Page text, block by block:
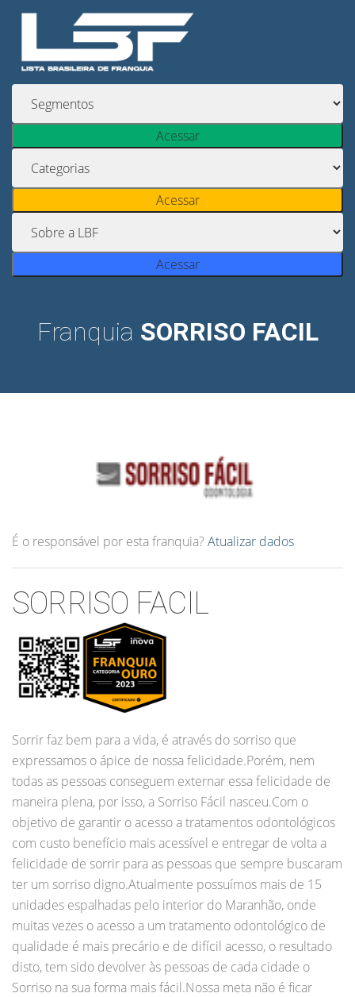
Acessar
Acessar
Acessar
Franquia SORRISO FACIL
É o responsável por esta franquia? Atualizar dados
SORRISO FACIL
Sorrir faz bem para a vida, é através do sorriso que
expressamos o ápice de nossa felicidade.Porém, nem
todas as pessoas conseguem externar essa felicidade de
maneira plena, por isso, a Sorriso Fácil nasceu.Com o
objetivo de garantir o acesso a tratamentos odontológicos
com custo benefício mais acessível e entregar de volta a
felicidade de sorrir para as pessoas que sempre buscaram
ter um sorriso digno.Atualmente possuímos mais de 15
unidades espalhadas pelo interior do Maranhão, onde
muitas vezes o acesso a um tratamento odontológico de
qualidade é mais precário e de difícil acesso, o resultado
disto, tem sido devolver às pessoas de cada cidade o
Sorriso na sua forma mais fácil.Nossa meta não é ficar